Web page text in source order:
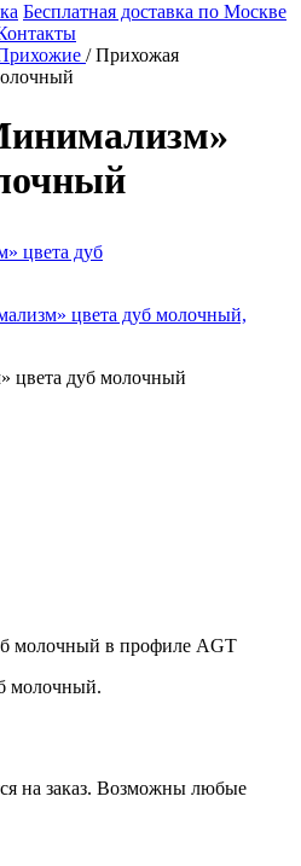
Бесплатная доставка по Москве
/Прихожая
цвета дуб молочный
молочный в профиле AGT
молочный.
на заказ. Возможны любые